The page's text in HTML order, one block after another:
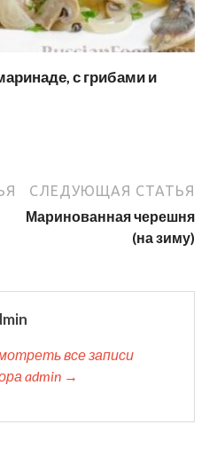
с грибами и
СЛЕДУЮЩАЯ СТАТЬЯ
Маринованная черешня
(на зиму)
все записи
admin →